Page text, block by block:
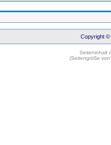
Copyright ©
Seiteninhalt
(Seitengröße